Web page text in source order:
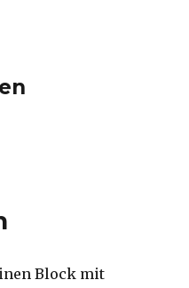
Block mit